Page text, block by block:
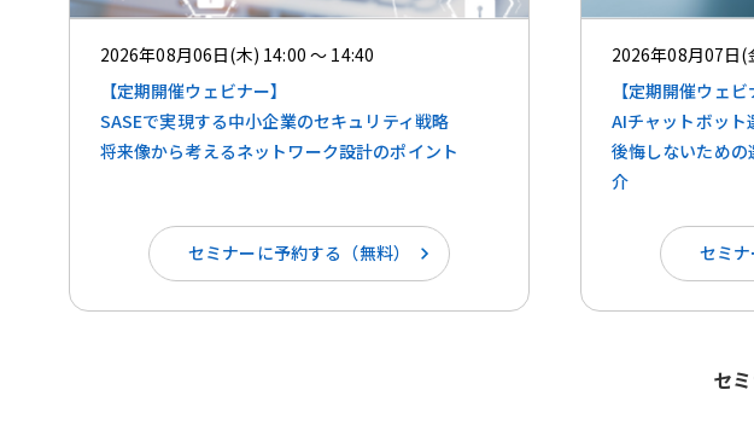
2026年08月06日(木) 14:00 ～ 14:40
【定期開催ウェビナー】
SASEで実現する中小企業のセキュリティ戦略
将来像から考えるネットワーク設計のポイント
セミナーに予約する（無料）
2026年08月07日(
【定期開催ウェビ
AIチャットボット
後悔しないため
介
セミナ
セ